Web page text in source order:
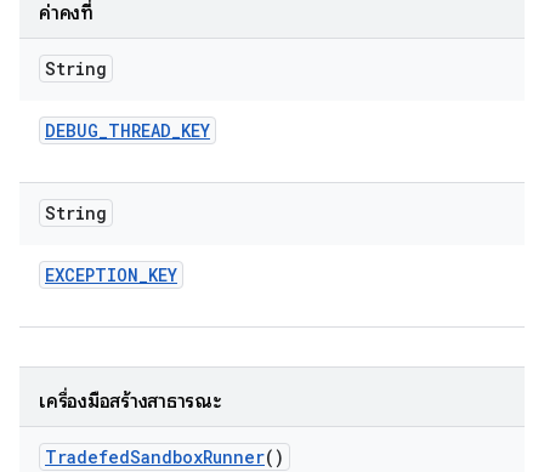
ค่าคงที่
String
DEBUG_THREAD_KEY
String
EXCEPTION_KEY
เครื่องมือสร้างสาธารณะ
TradefedSandboxRunner()